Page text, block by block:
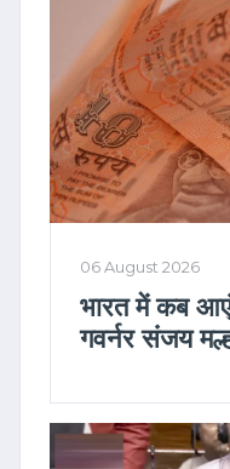
06 August 2026
भारत में कब
गवर्नर संजय